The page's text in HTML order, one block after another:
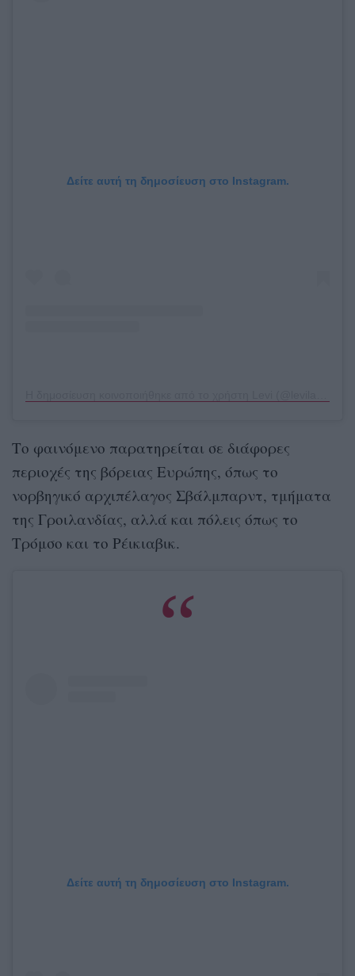
Δείτε αυτή τη δημοσίευση στο Instagram.
Το φαινόμενο παρατηρείται σε διάφορες
περιοχές της βόρειας Ευρώπης, όπως το
νορβηγικό αρχιπέλαγος Σβάλμπαρντ, τμήματα
της Γροιλανδίας, αλλά και πόλεις όπως το
Τρόμσο και το Ρέικιαβικ.
Δείτε αυτή τη δημοσίευση στο Instagram.